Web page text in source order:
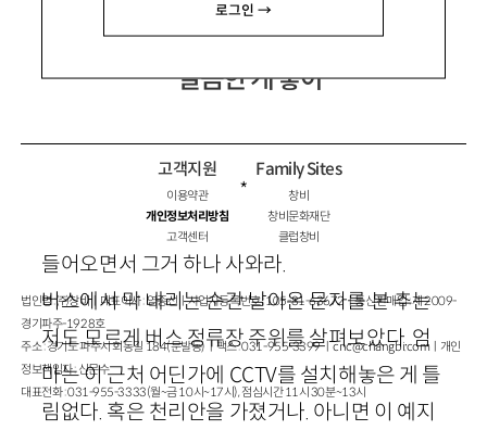
로그인 →
달콤한 게 좋아
*
들어오면서 그거 하나 사와라.
버스에서 막 내리는 순간 날아온 문자를 본 추는
저도 모르게 버스 정류장 주위를 살펴보았다. 엄
마는 이 근처 어딘가에 CCTV를 설치해놓은 게 틀
림없다. 혹은 천리안을 가졌거나. 아니면 이 예지
고객지원
이용약관
개인정보처리방침
고객센터
Family Sites
창비
창비문화재단
클럽창비
법인명 : ㈜창비ㅣ대표이사 : 염종선ㅣ사업자등록번호 : 105-81-63672ㅣ통신판매업 : 제 2009-
경기파주-1928호
주소 : 경기도 파주시 회동길 184(문발동)ㅣ팩스 : 031-955-3399 ㅣcnc@changbi.com ㅣ개인
정보책임자 : 신문수
대표전화 : 031-955-3333(월~금 10시~17시), 점심시간 11시 30분~13시